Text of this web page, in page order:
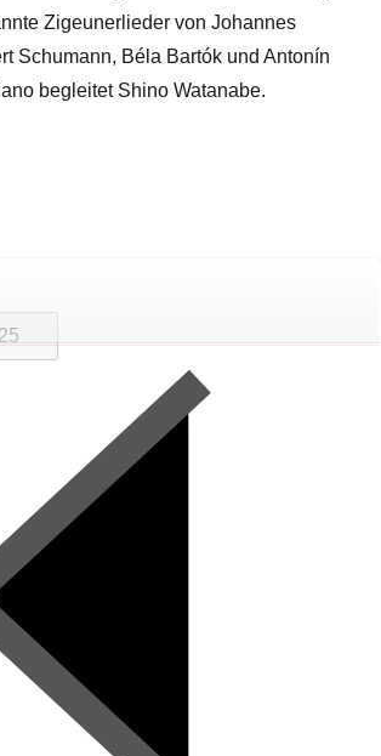
Zigeunerlieder von Johannes
Schumann, Béla Bartók und Antonín
begleitet Shino Watanabe.